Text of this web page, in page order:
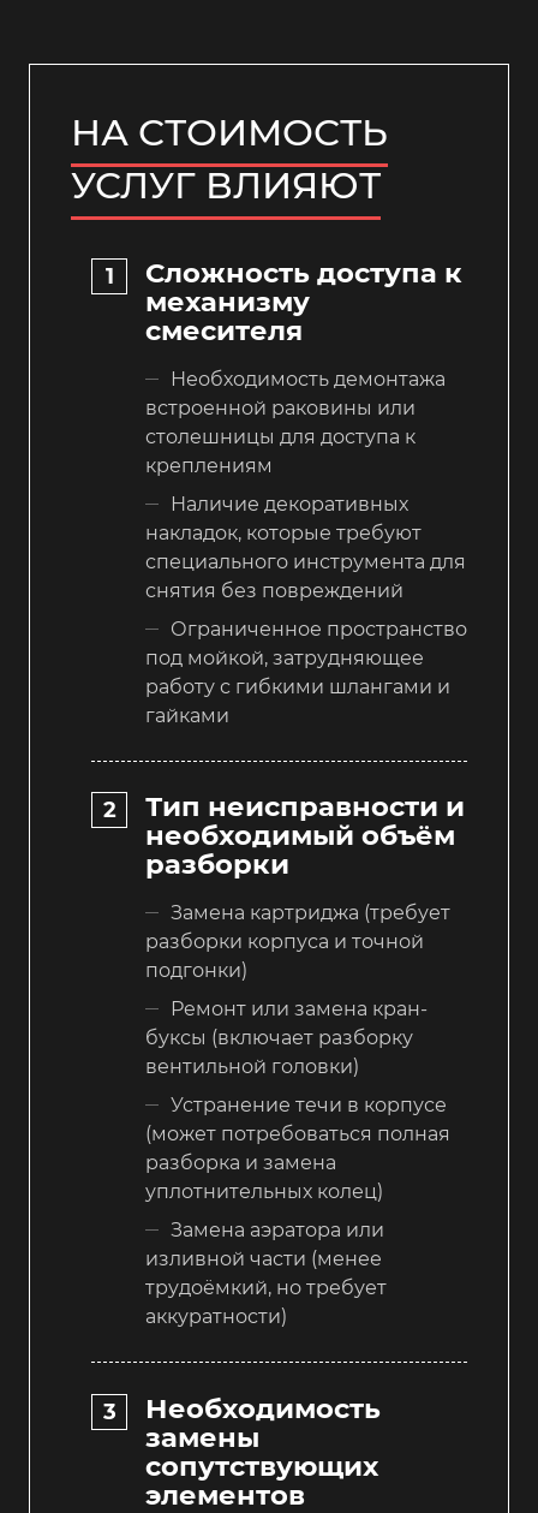
НА СТОИМОСТЬ
УСЛУГ ВЛИЯЮТ
Сложность доступа к
механизму
смесителя
Необходимость демонтажа
встроенной раковины или
столешницы для доступа к
креплениям
Наличие декоративных
накладок, которые требуют
специального инструмента для
снятия без повреждений
Ограниченное пространство
под мойкой, затрудняющее
работу с гибкими шлангами и
гайками
Тип неисправности и
необходимый объём
разборки
Замена картриджа (требует
разборки корпуса и точной
подгонки)
Ремонт или замена кран-
буксы (включает разборку
вентильной головки)
Устранение течи в корпусе
(может потребоваться полная
разборка и замена
уплотнительных колец)
Замена аэратора или
изливной части (менее
трудоёмкий, но требует
аккуратности)
Необходимость
замены
сопутствующих
элементов